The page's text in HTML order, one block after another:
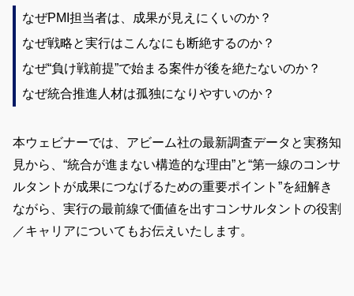
なぜPMI担当者は、成果が見えにくいのか？
なぜ戦略と実行はこんなにも断絶するのか？
なぜ“負け戦前提”で始まる案件が後を絶たないのか？
なぜ統合推進人材は孤独になりやすいのか？
本ウェビナーでは、アビーム社の最新調査データと実務知
見から、“統合が進まない構造的な理由”と“第一線のコンサ
ルタントが成果につなげるための重要ポイント”を紐解き
ながら、実行の最前線で価値を出すコンサルタントの役割
／キャリアについてもお伝えいたします。